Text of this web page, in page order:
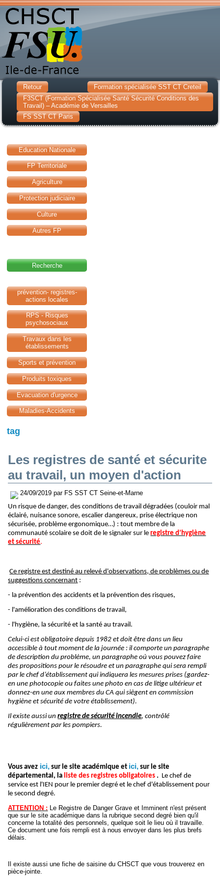
Retour
Formation spécialisée SST CT Creteil
F3SCT (Formation Spécialisée Santé Sécurité Conditions des
Travail) – Académie de Versailles
FS SST CT Paris
Education Nationale
FP Territoriale
Agriculture
Protection judiciaire
Culture
Autres FP
Recherche
prévention- registres-
actions locales
RPS - Risques
psychosociaux
Travaux dans les
établissements
Sports et prévention
Produits toxiques
Evacuation d'urgence
Maladies-Accidents
tag
Les registres de santé et sécurite
au travail, un moyen d'action
24/09/2019 par FS SST CT Seine-et-Marne
Un risque de danger, des conditions de travail dégradées (couloir mal
éclairé, nuisance sonore, escalier dangereux, prise électrique non
sécurisée, problème ergonomique…) : tout membre de la
communauté scolaire se doit de le signaler sur le registre d’hygiène
et sécurité.
Ce registre est destiné au relevé d'observations, de problèmes ou de
suggestions concernant :
- la prévention des accidents et la prévention des risques,
- l'amélioration des conditions de travail,
- l'hygiène, la sécurité et la santé au travail.
Celui-ci est obligatoire depuis 1982 et doit être dans un lieu
accessible à tout moment de la journée : il comporte un paragraphe
de description du problème, un paragraphe où vous pouvez faire
des propositions pour le résoudre et un paragraphe qui sera rempli
par le chef d’établissement qui indiquera les mesures prises (gardez-
en une photocopie ou faites une photo en cas de litige ultérieur et
donnez-en une aux membres du CA qui siègent en commission
hygiène et sécurité de votre établissement).
Il existe aussi unregistre de sécurité incendie, contrôlé
régulièrement par les pompiers.
Vous avez ici, sur le site académique et ici, sur le site
départemental, la liste des registres obligatoires . Le chef de
service est l'IEN pour le premier degré et le chef d'établissement pour
le second degré.
ATTENTION : Le Registre de Danger Grave et Imminent n'est présent
que sur le site académique dans la rubrique second degré bien qu'il
concerne la totalité des personnels, quelque soit le lieu où il travaille.
Ce document une fois rempli est à nous envoyer dans les plus brefs
délais.
Il existe aussi une fiche de saisine du CHSCT que vous trouverez en
pièce-jointe.